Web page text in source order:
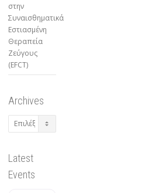
στην
Συναισθηματικά
Εστιασμένη
Θεραπεία
Ζεύγους
(EFCT)
Archives
Archives
Latest
Events